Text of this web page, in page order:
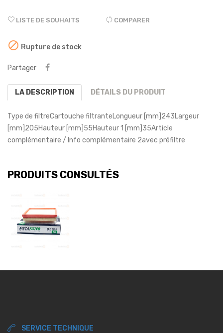
LISTE DE SOUHAITS COMPARER
 Rupture de stock
Partager
LA DESCRIPTION DÉTAILS DU PRODUIT
Type de filtreCartouche filtranteLongueur [mm] 243Largeur
[mm] 205Hauteur [mm] 55Hauteur 1 [mm] 35Article
complémentaire / Info complémentaire 2avec préfiltre
PRODUITS CONSULTÉS
SERVICE TECHNIQUE